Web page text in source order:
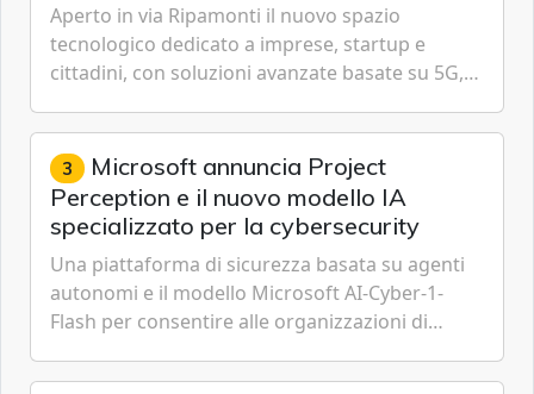
Aperto in via Ripamonti il nuovo spazio
tecnologico dedicato a imprese, startup e
cittadini, con soluzioni avanzate basate su 5G,
Cybersecurity.
3 Microsoft annuncia Project
Perception e il nuovo modello IA
specializzato per la cybersecurity
Una piattaforma di sicurezza basata su agenti
autonomi e il modello Microsoft AI-Cyber-1-
Flash per consentire alle organizzazioni di
gestione continua del rischio.